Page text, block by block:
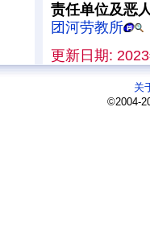
责任单位及恶
团河劳教所
更新日期:
关
©2004-